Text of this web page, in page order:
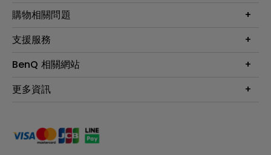
投影機
智慧照明
專業拍物視訊鏡頭
最新產品與活動
尋找銷售據點
會員綁定LINE教學
購物相關問題
第一次購物就上手
延長保固購買
贈品兌換網站首頁
支援服務
服務公告
保固條例
手冊與軟體下載
產品常見問題
BenQ 相關網站
專業商用解決方案
BenQ 大娛樂家
更多資訊
永續發展
產品碳足跡報告